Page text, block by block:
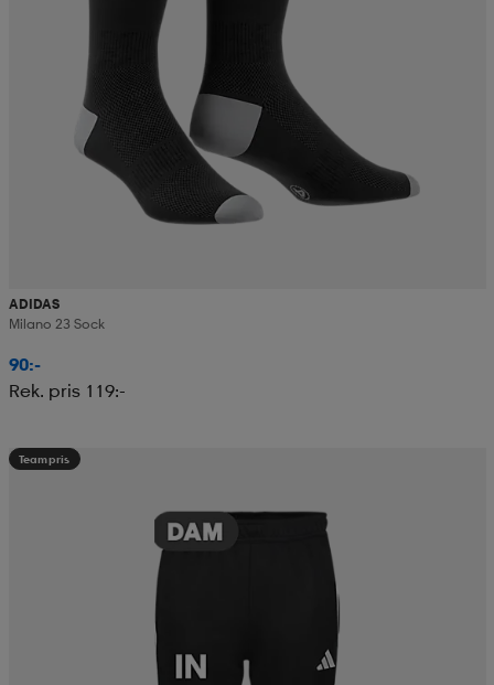
ADIDAS
Milano 23 Sock
90:-
Rek. pris 119:-
Teampris